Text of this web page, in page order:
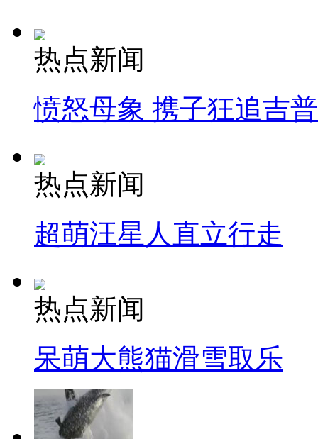
热点新闻
愤怒母象 携子狂追吉
热点新闻
超萌汪星人直立行走
热点新闻
呆萌大熊猫滑雪取乐